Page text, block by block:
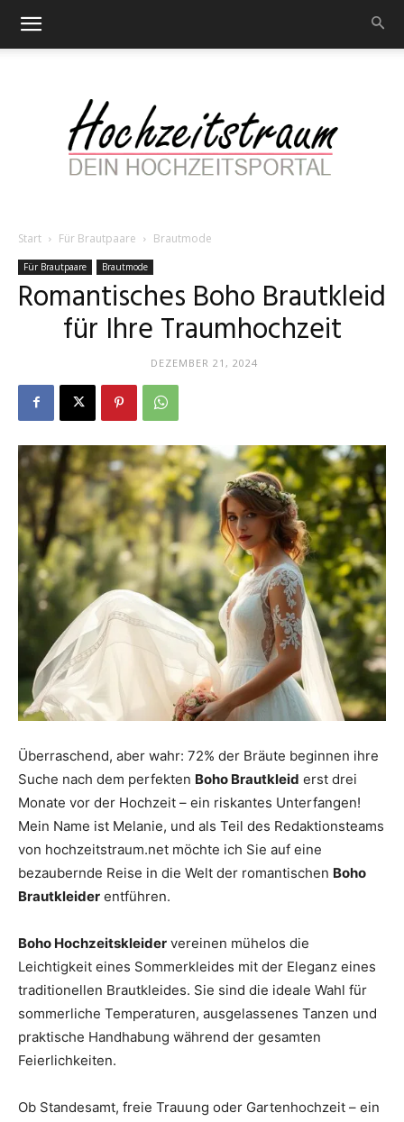
–
Portal
rund
um
Thema
Start Für Brautpaare Brautmode
Für Brautpaare Brautmode
Romantisches Boho Brautkleid
für Ihre Traumhochzeit
DEZEMBER 21, 2024
Überraschend, aber wahr: 72% der Bräute beginnen ihre
Suche nach dem perfekten Boho Brautkleid erst drei
Monate vor der Hochzeit – ein riskantes Unterfangen!
Mein Name ist Melanie, und als Teil des Redaktionsteams
von hochzeitstraum.net möchte ich Sie auf eine
bezaubernde Reise in die Welt der romantischen Boho
Brautkleider entführen.
Boho Hochzeitskleider vereinen mühelos die
Leichtigkeit eines Sommerkleides mit der Eleganz eines
traditionellen Brautkleides. Sie sind die ideale Wahl für
sommerliche Temperaturen, ausgelassenes Tanzen und
praktische Handhabung während der gesamten
Feierlichkeiten.
Ob Standesamt, freie Trauung oder Gartenhochzeit – ein